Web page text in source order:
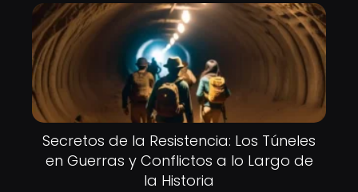
Secretos de la Resistencia: Los Túneles
en Guerras y Conflictos a lo Largo de
la Historia